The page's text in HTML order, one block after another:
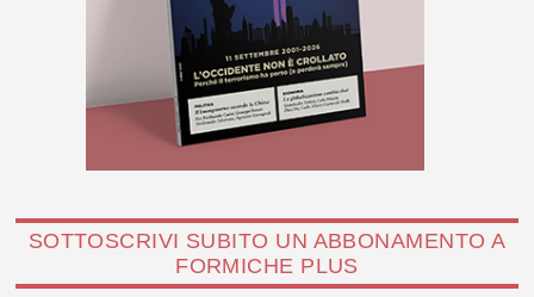
SOTTOSCRIVI SUBITO UN ABBONAMENTO A
FORMICHE PLUS